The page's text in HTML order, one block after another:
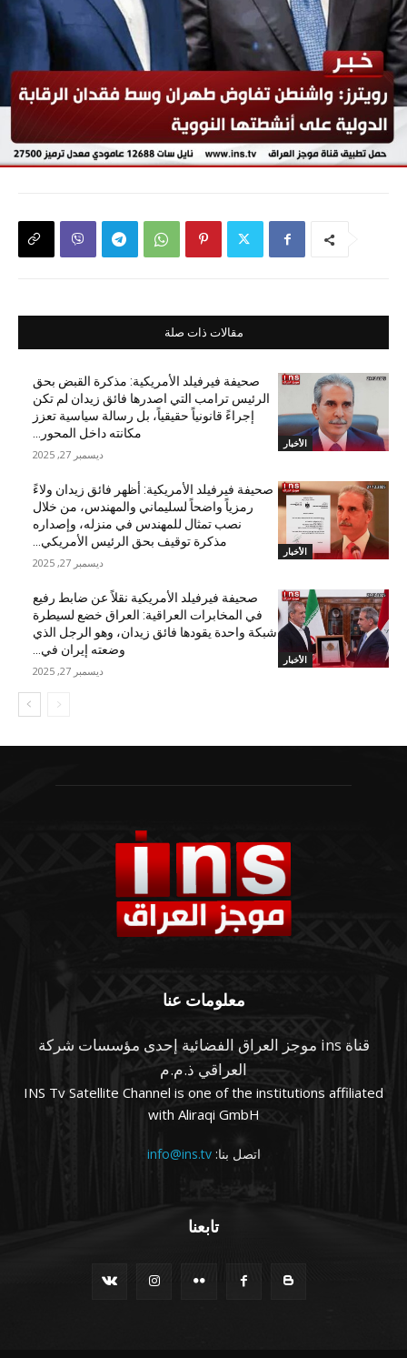
مقالات ذات صلة
الأخبار
صحيفة فيرفيلد الأمريكية: مذكرة القبض بحق
الرئيس ترامب التي اصدرها فائق زيدان لم تكن
إجراءً قانونياً حقيقياً، بل رسالة سياسية تعزز
مكانته داخل المحور...
ديسمبر 27, 2025
الأخبار
صحيفة فيرفيلد الأمريكية: أظهر فائق زيدان ولاءً
رمزياً واضحاً لسليماني والمهندس، من خلال
نصب تمثال للمهندس في منزله، وإصداره
مذكرة توقيف بحق الرئيس الأمريكي...
ديسمبر 27, 2025
الأخبار
صحيفة فيرفيلد الأمريكية نقلاً عن ضابط رفيع
في المخابرات العراقية: العراق خضع لسيطرة
شبكة واحدة يقودها فائق زيدان، وهو الرجل الذي
وضعته إيران في...
ديسمبر 27, 2025
معلومات عنا
قناة ins موجز العراق الفضائية إحدى مؤسسات شركة
العراقي ذ.م.م
INS Tv Satellite Channel is one of the institutions affiliated
with Aliraqi GmbH
اتصل بنا:info@ins.tv
تابعنا